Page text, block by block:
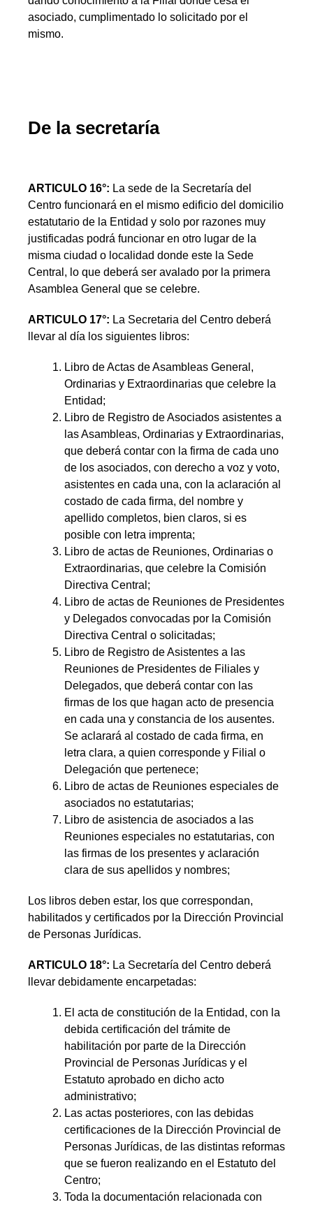
asociado, cumplimentado lo solicitado por el
mismo.
De la secretaría
ARTICULO 16°: La sede de la Secretaría del
Centro funcionará en el mismo edificio del domicilio
estatutario de la Entidad y solo por razones muy
justificadas podrá funcionar en otro lugar de la
misma ciudad o localidad donde este la Sede
Central, lo que deberá ser avalado por la primera
Asamblea General que se celebre.
ARTICULO 17°: La Secretaria del Centro deberá
llevar al día los siguientes libros:
Libro de Actas de Asambleas General,
Ordinarias y Extraordinarias que celebre la
Entidad;
Libro de Registro de Asociados asistentes a
las Asambleas, Ordinarias y Extraordinarias,
que deberá contar con la firma de cada uno
de los asociados, con derecho a voz y voto,
asistentes en cada una, con la aclaración al
costado de cada firma, del nombre y
apellido completos, bien claros, si es
posible con letra imprenta;
Libro de actas de Reuniones, Ordinarias o
Extraordinarias, que celebre la Comisión
Directiva Central;
Libro de actas de Reuniones de Presidentes
y Delegados convocadas por la Comisión
Directiva Central o solicitadas;
Libro de Registro de Asistentes a las
Reuniones de Presidentes de Filiales y
Delegados, que deberá contar con las
firmas de los que hagan acto de presencia
en cada una y constancia de los ausentes.
Se aclarará al costado de cada firma, en
letra clara, a quien corresponde y Filial o
Delegación que pertenece;
Libro de actas de Reuniones especiales de
asociados no estatutarias;
Libro de asistencia de asociados a las
Reuniones especiales no estatutarias, con
las firmas de los presentes y aclaración
clara de sus apellidos y nombres;
Los libros deben estar, los que correspondan,
habilitados y certificados por la Dirección Provincial
de Personas Jurídicas.
ARTICULO 18°: La Secretaría del Centro deberá
llevar debidamente encarpetadas:
El acta de constitución de la Entidad, con la
debida certificación del trámite de
habilitación por parte de la Dirección
Provincial de Personas Jurídicas y el
Estatuto aprobado en dicho acto
administrativo;
Las actas posteriores, con las debidas
certificaciones de la Dirección Provincial de
Personas Jurídicas, de las distintas reformas
que se fueron realizando en el Estatuto del
Centro;
Toda la documentación relacionada con